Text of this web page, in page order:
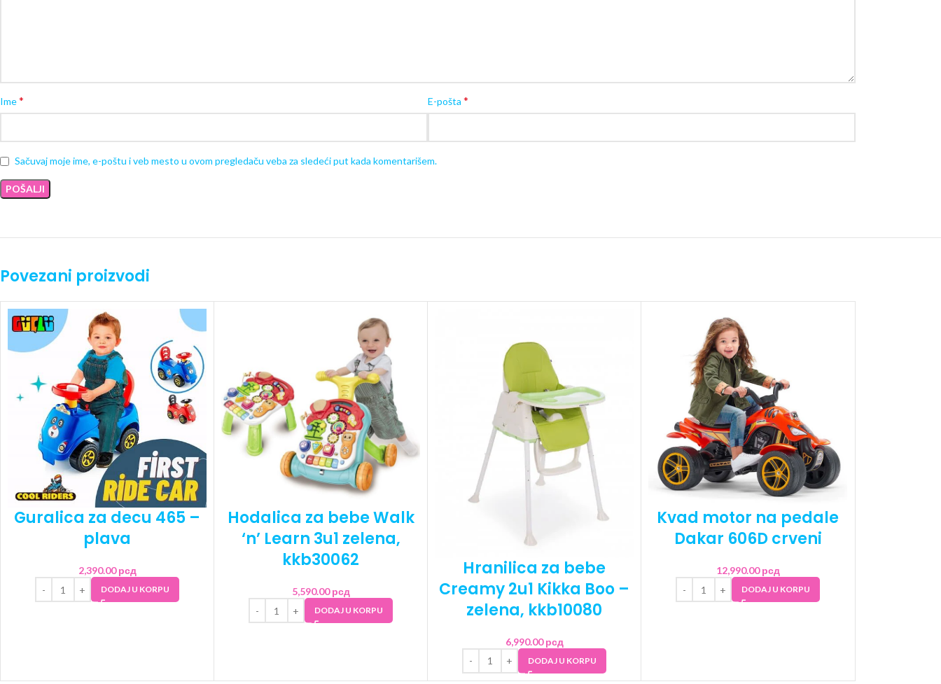
Ime* E-pošta *
Sačuvaj moje ime, e-poštu i veb mesto u ovom pregledaču veba za sledeći put kada komentarišem.
Povezani proizvodi
Guralica za decu 465 –
plava
2,390.00рсд
DODAJ U KORPU
Hodalica za bebe Walk
‘n’ Learn 3u1 zelena,
kkb30062
5,590.00рсд
DODAJ U KORPU
Hranilica za bebe
Creamy 2u1 Kikka Boo –
zelena, kkb10080
6,990.00рсд
DODAJ U KORPU
Kvad motor na pedale
Dakar 606D crveni
12,990.00рсд
DODAJ U KORPU